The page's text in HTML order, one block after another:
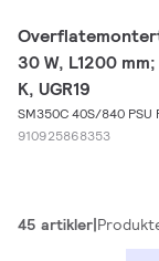
30 W, L1200
K, UGR19
SM350C 40S/840 PSU
910925868353
45 artikler